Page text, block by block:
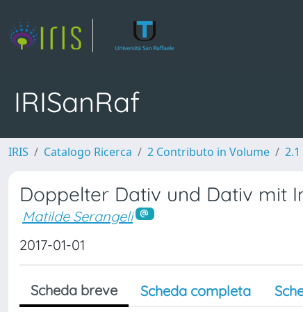
IRISanRaf
IRIS Catalogo Ricerca 2 Contributo in Volume
Doppelter Dativ und Dativ mit
Matilde Serangeli
2017-01-01
Scheda breve Scheda completa